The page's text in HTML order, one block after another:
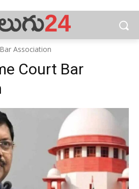
Association
Court Bar